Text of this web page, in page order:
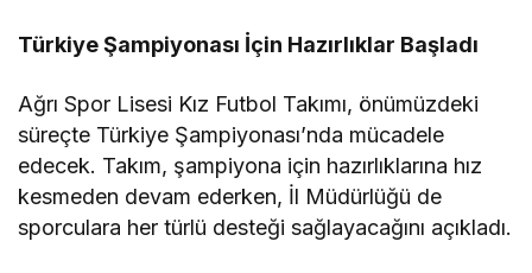
Türkiye Şampiyonası İçin Hazırlıklar Başladı
Ağrı Spor Lisesi Kız Futbol Takımı, önümüzdeki
süreçte Türkiye Şampiyonası’nda mücadele
edecek. Takım, şampiyona için hazırlıklarına hız
kesmeden devam ederken, İl Müdürlüğü de
sporculara her türlü desteği sağlayacağını açıkladı.